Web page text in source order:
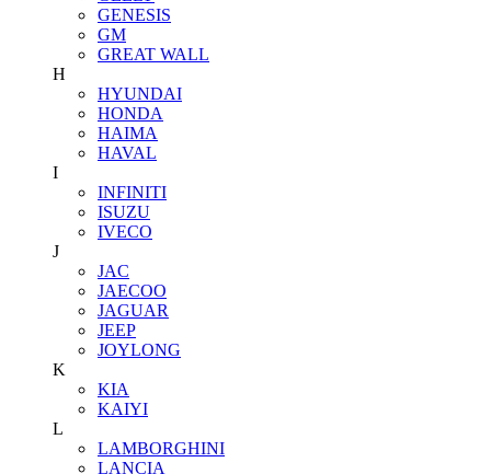
GENESIS
GM
GREAT WALL
H
HYUNDAI
HONDA
HAIMA
HAVAL
I
INFINITI
ISUZU
IVECO
J
JAC
JAECOO
JAGUAR
JEEP
JOYLONG
K
KIA
KAIYI
L
LAMBORGHINI
LANCIA